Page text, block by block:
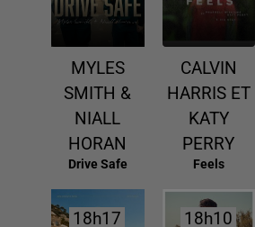
MYLES
SMITH &
NIALL
HORAN
Drive Safe
CALVIN
HARRIS ET
KATY
PERRY
Feels
18h17
18h17 18h10
18h10